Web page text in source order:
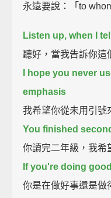
永遠要說：「to
Listen up, when I
聽好，當我告訴你這
I hope you never
emphasis
我希望你從未用引號
You finished
你讀完二年級，我希
If you're doing
你是在做好事還是做